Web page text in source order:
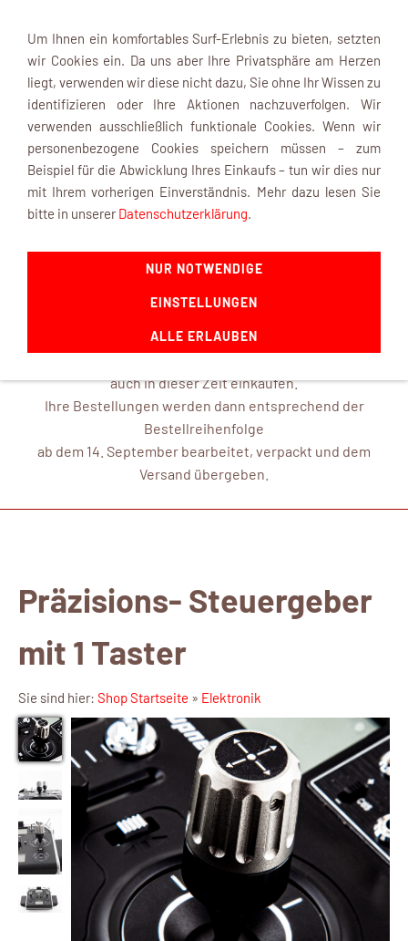
Navigation einblenden
INFOBOX
mk-modelltechnik macht Urlaub ...
ab dem 22. August 2026 und ist mit frischen Ideen ab dem
14. September 2026 wieder für Sie da.
auch in dieser Zeit einkaufen.
Ihre Bestellungen werden dann entsprechend der
Bestellreihenfolge
ab dem 14. September bearbeitet, verpackt und dem
Versand übergeben.
Präzisions- Steuergeber
mit 1 Taster
Sie sind hier: Shop Startseite » Elektronik
Um Ihnen ein komfortables Surf-Erlebnis zu bieten, setzten
wir Cookies ein. Da uns aber Ihre Privatsphäre am Herzen
liegt, verwenden wir diese nicht dazu, Sie ohne Ihr Wissen zu
identifizieren oder Ihre Aktionen nachzuverfolgen. Wir
verwenden ausschließlich funktionale Cookies. Wenn wir
personenbezogene Cookies speichern müssen – zum
Beispiel für die Abwicklung Ihres Einkaufs – tun wir dies nur
mit Ihrem vorherigen Einverständnis. Mehr dazu lesen Sie
bitte in unserer Datenschutzerklärung.
NUR NOTWENDIGE
EINSTELLUNGEN
ALLE ERLAUBEN